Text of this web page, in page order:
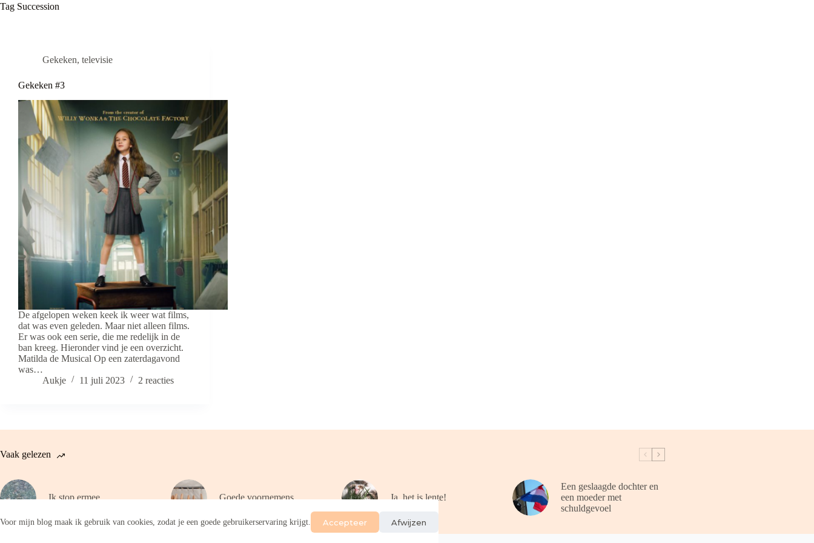
Voor mijn blog maak ik gebruik van cookies, zodat je een goede gebruikerservaring krijgt. Accepteer Afwijzen
Tag Succession
Gekeken, televisie
Gekeken #3
De afgelopen weken keek ik weer wat films,
dat was even geleden. Maar niet alleen films.
Er was ook een serie, die me redelijk in de
ban kreeg. Hieronder vind je een overzicht.
Matilda de Musical Op een zaterdagavond
was…
Aukje
11 juli 2023 2 reacties
Vaak gelezen
Ik stop ermee Goede voornemens Ja, het is lente!
Een geslaagde dochter en
een moeder met
schuldgevoel